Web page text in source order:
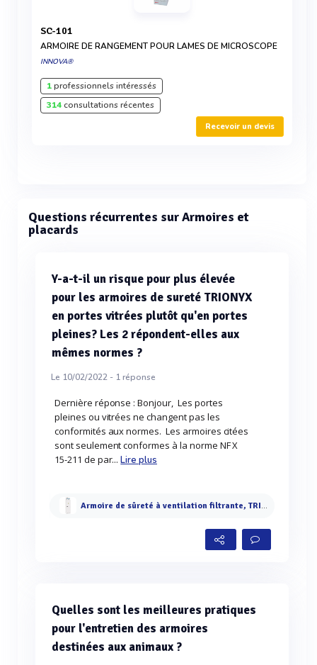
SC-101
ARMOIRE DE RANGEMENT POUR LAMES DE MICROSCOPE
INNOVA®
1professionnels intéressés
314consultations récentes
Recevoir un devis
Questions récurrentes sur Armoires et
placards
Y-a-t-il un risque pour plus élevée
pour les armoires de sureté TRIONYX
en portes vitrées plutôt qu'en portes
pleines? Les 2 répondent-elles aux
mêmes normes ?
Le 10/02/2022 - 1réponse
Dernière réponse : Bonjour, Les portes
pleines ou vitrées ne changent pas les
conformités aux normes. Les armoires citées
sont seulement conformes à la norme NF X
15-211 de par...Lire plus
Armoire de sûreté à ventilation filtrante, TRIONYX®
Quelles sont les meilleures pratiques
pour l'entretien des armoires
destinées aux animaux ?